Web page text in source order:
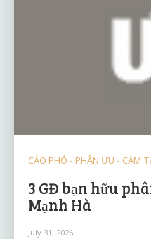
CÁO PHÓ - PHÂN ƯU - CẢM
3 GĐ bạn hữu
Mạnh Hà
July 31, 2026